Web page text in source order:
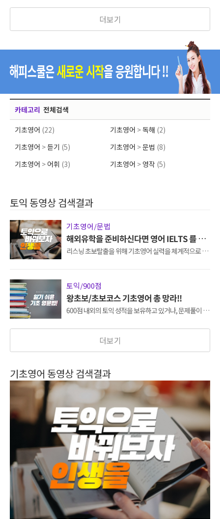
더보기
카테고리 전체검색
기초영어 (22) 기초영어 >독해 (2)
기초영어 >듣기 (5) 기초영어 >문법 (8)
기초영어 > 어휘 (3) 기초영어 > 영작 (5)
토익 동영상 검색결과
기초영어/문법
해외유학을 준비하신다면 영어 IELTS 를 준
비해야합니다!
리스닝 초보탈출을 위해 기초영어 실력을 체계적으로 학
토익/900점
왕초보/초보코스 기초영어 총 망라!!
600점 내외의 토익 성적을 보유하고 있거나, 문제풀이 스
니다.
더보기
기초영어 동영상 검색결과